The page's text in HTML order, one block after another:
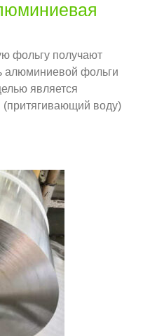
фольгу получают
алюминиевой фольги
является
воду)
теплопередачи